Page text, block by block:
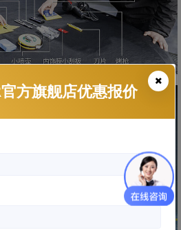
方旗舰店优惠报价